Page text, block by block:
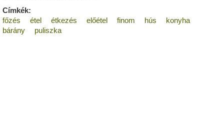
Címkék:
főzés
étel étkezés előétel finom hús
konyha
bárány
puliszka